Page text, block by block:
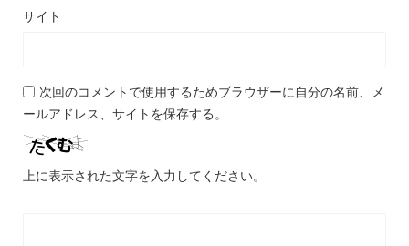
サイト
次回のコメントで使用するためブラウザーに自分の名前、メ
ールアドレス、サイトを保存する。
上に表示された文字を入力してください。